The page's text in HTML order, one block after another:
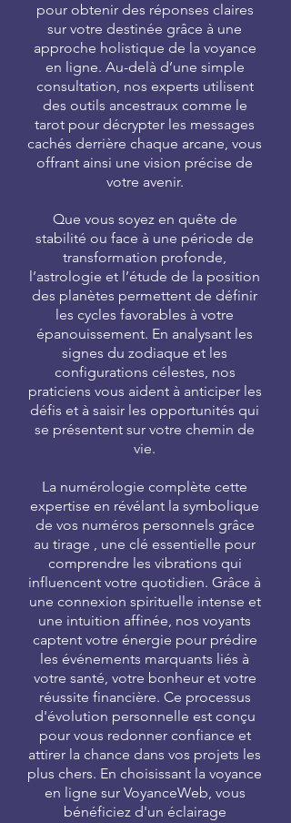
pour obtenir des réponses claires
sur votre destinée grâce à une
approche holistique de la voyance
en ligne. Au-delà d’une simple
consultation, nos experts utilisent
des outils ancestraux comme le
tarot pour décrypter les messages
cachés derrière chaque arcane, vous
offrant ainsi une vision précise de
votre avenir.
Que vous soyez en quête de
stabilité ou face à une période de
transformation profonde,
l’astrologie et l’étude de la position
des planètes permettent de définir
les cycles favorables à votre
épanouissement. En analysant les
signes du zodiaque et les
configurations célestes, nos
praticiens vous aident à anticiper les
défis et à saisir les opportunités qui
se présentent sur votre chemin de
vie.
La numérologie complète cette
expertise en révélant la symbolique
de vos numéros personnels grâce
au tirage , une clé essentielle pour
comprendre les vibrations qui
influencent votre quotidien. Grâce à
une connexion spirituelle intense et
une intuition affinée, nos voyants
captent votre énergie pour prédire
les événements marquants liés à
votre santé, votre bonheur et votre
réussite financière. Ce processus
d'évolution personnelle est conçu
pour vous redonner confiance et
attirer la chance dans vos projets les
plus chers. En choisissant la voyance
en ligne sur VoyanceWeb, vous
bénéficiez d'un éclairage